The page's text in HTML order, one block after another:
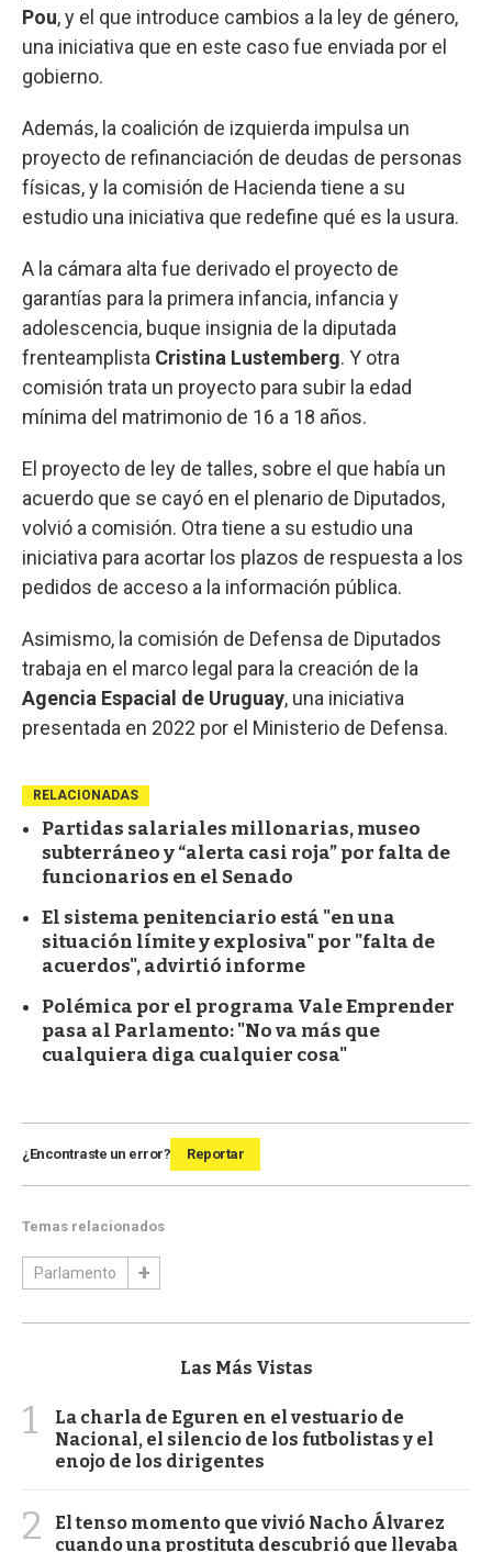
Pou, y el que introduce cambios a la ley de género,
una iniciativa que en este caso fue enviada por el
gobierno.
Además, la coalición de izquierda impulsa un
proyecto de refinanciación de deudas de personas
físicas, y la comisión de Hacienda tiene a su
estudio una iniciativa que redefine qué es la usura.
A la cámara alta fue derivado el proyecto de
garantías para la primera infancia, infancia y
adolescencia, buque insignia de la diputada
frenteamplista Cristina Lustemberg. Y otra
comisión trata un proyecto para subir la edad
mínima del matrimonio de 16 a 18 años.
El proyecto de ley de talles, sobre el que había un
acuerdo que se cayó en el plenario de Diputados,
volvió a comisión. Otra tiene a su estudio una
iniciativa para acortar los plazos de respuesta a los
pedidos de acceso a la información pública.
Asimismo, la comisión de Defensa de Diputados
trabaja en el marco legal para la creación de la
Agencia Espacial de Uruguay, una iniciativa
presentada en 2022 por el Ministerio de Defensa.
RELACIONADAS
Partidas salariales millonarias, museo
subterráneo y “alerta casi roja” por falta de
funcionarios en el Senado
El sistema penitenciario está "en una
situación límite y explosiva" por "falta de
acuerdos", advirtió informe
Polémica por el programa Vale Emprender
pasa al Parlamento: "No va más que
cualquiera diga cualquier cosa"
¿Encontraste un error? Reportar
Temas relacionados
Parlamento
Las Más Vistas
1
La charla de Eguren en el vestuario de
Nacional, el silencio de los futbolistas y el
enojo de los dirigentes
2
El tenso momento que vivió Nacho Álvarez
cuando una prostituta descubrió que llevaba